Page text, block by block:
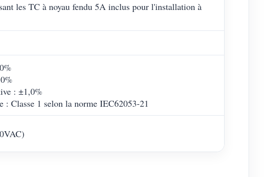
les TC à noyau fendu 5A inclus pour l'installation à
: ±1,0%
: Classe 1 selon la norme IEC62053-21